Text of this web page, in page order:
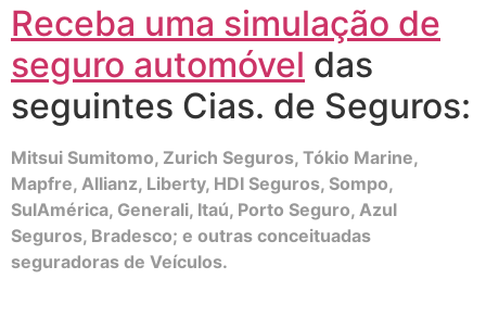
Receba uma simulação de
seguro automóvel das
seguintes Cias. de Seguros:
Mitsui Sumitomo, Zurich Seguros, Tókio Marine,
Mapfre, Allianz, Liberty, HDI Seguros, Sompo,
SulAmérica, Generali, Itaú, Porto Seguro, Azul
Seguros, Bradesco; e outras conceituadas
seguradoras de Veículos.